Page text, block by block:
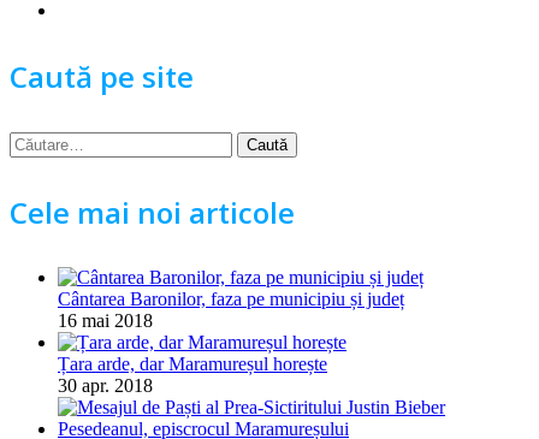
Caută pe site
Caută
după:
Cele mai noi articole
Cântarea Baronilor, faza pe municipiu și județ
16 mai 2018
Țara arde, dar Maramureșul horește
30 apr. 2018